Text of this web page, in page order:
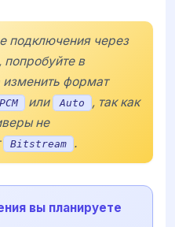
подключения через
попробуйте в
изменить формат
PCM или Auto
, так как
не
Bitstream .
вы планируете